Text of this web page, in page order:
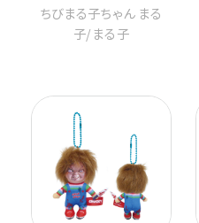
ちびまる子ちゃん まる
子/まる子